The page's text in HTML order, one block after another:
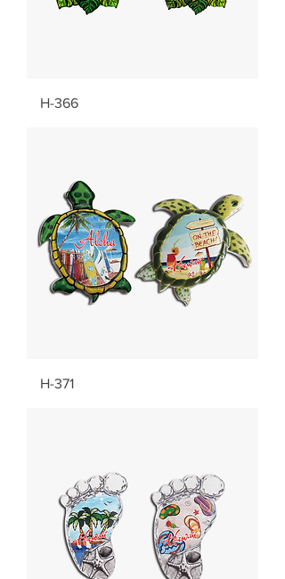
H-366
H-371